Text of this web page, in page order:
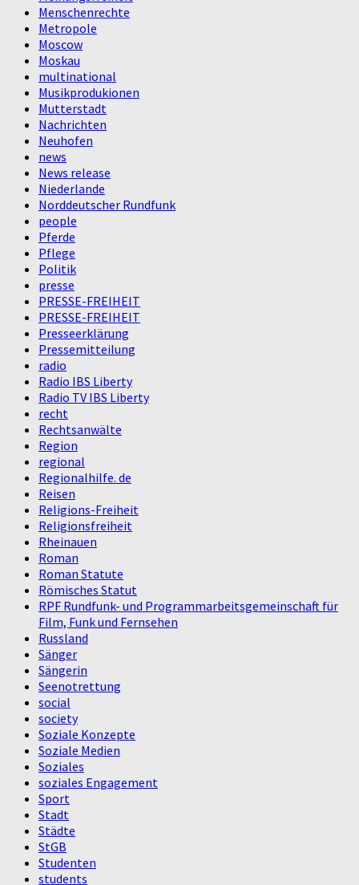
Menschenrechte
Metropole
Moscow
Moskau
multinational
Musikprodukionen
Mutterstadt
Nachrichten
Neuhofen
news
News release
Niederlande
Norddeutscher Rundfunk
people
Pferde
Pflege
Politik
presse
PRESSE-FREIHEIT
PRESSE-FREIHEIT
Presseerklärung
Pressemitteilung
radio
Radio IBS Liberty
Radio TV IBS Liberty
recht
Rechtsanwälte
Region
regional
Regionalhilfe. de
Reisen
Religions-Freiheit
Religionsfreiheit
Rheinauen
Roman
Roman Statute
Römisches Statut
RPF Rundfunk- und Programmarbeitsgemeinschaft für
Film, Funk und Fernsehen
Russland
Sänger
Sängerin
Seenotrettung
social
society
Soziale Konzepte
Soziale Medien
Soziales
soziales Engagement
Sport
Stadt
Städte
StGB
Studenten
students